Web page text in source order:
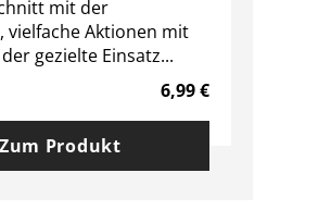
mit der
vielfache Aktionen mit
gezielte Einsatz...
6,99€
Produkt